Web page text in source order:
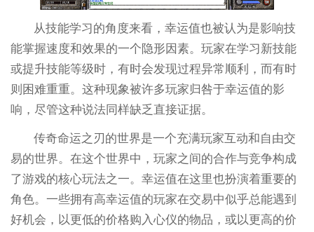
从技能学习的角度来看，幸运值也被认为是影响技
能掌握速度和效果的一个隐形因素。玩家在学习新技能
或提升技能等级时，有时会发现过程异常顺利，而有时
则困难重重。这种现象被许多玩家归咎于幸运值的影
响，尽管这种说法同样缺乏直接证据。
传奇命运之刃的世界是一个充满玩家互动和自由交
易的世界。在这个世界中，玩家之间的合作与竞争构成
了游戏的核心玩法之一。幸运值在这里也扮演着重要的
角色。一些拥有高幸运值的玩家在交易中似乎总能遇到
好机会，以更低的价格购入心仪的物品，或以更高的价